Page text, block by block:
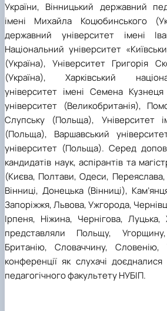
України, Вінницький державний
імені Михайла Коцюбинського
державний університет імені
Національний університет
(Україна), Університет Григорія
(Україна), Харківський
університет імені Семена Кузнеця
університет (Великобританія),
Слупську (Польща), Університет
(Польща), Варшавський
університет (Польща). Серед
кандидатів наук, аспірантів та
(Києва, Полтави, Одеси,
Вінниці, Донецька (Вінниці),
Запоріжжя, Львова, Ужгорода,
Ірпеня, Ніжина, Чернігова, Луцька,
представляли Польщу,
Британію, Словаччину,
конференції як слухачі
педагогічного факультету НУБІП.